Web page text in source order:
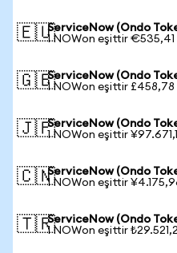
🇪🇺ServiceNow (Ondo
1 NOWon eşittir €535,41
🇬🇧ServiceNow (Ondo
1 NOWon eşittir £458,78
🇯🇵ServiceNow (Ondo
1 NOWon eşittir
🇨🇳ServiceNow (Ondo
1 NOWon eşittir
🇹🇷ServiceNow (Ondo
1 NOWon eşittir